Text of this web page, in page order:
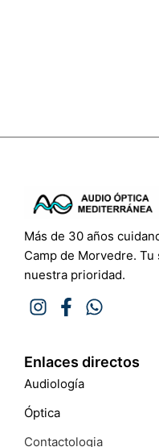
Más de 30 años
Camp de Morvedre.
nuestra prioridad.
Enlaces directos
Audiología
Óptica
Contactologia